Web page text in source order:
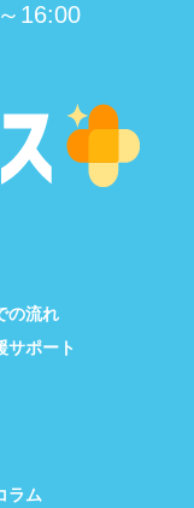
16:00
の流れ
サポート
ラム